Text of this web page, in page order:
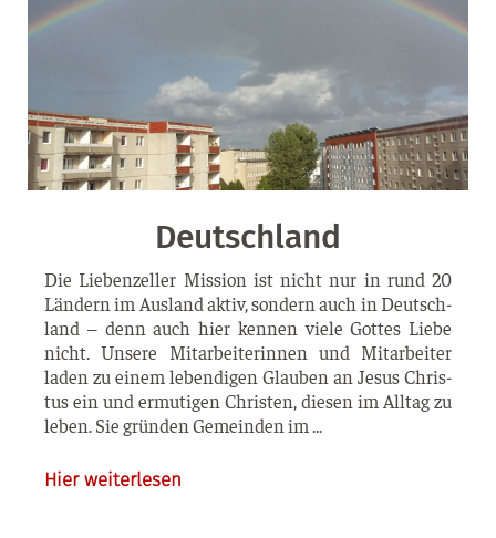
Deutschland
Die Lie­ben­zel­ler Mis­si­on ist nicht nur in rund 20
Län­dern im Aus­land aktiv, son­dern auch in Deutsch­
land – denn auch hier ken­nen vie­le Got­tes Lie­be
nicht. Unse­re Mit­ar­bei­te­rin­nen und Mit­ar­bei­ter
laden zu einem leben­di­gen Glau­ben an Jesus Chris­
tus ein und ermu­ti­gen Chris­ten, die­sen im All­tag zu
leben. Sie grün­den Gemein­den im
Hier weiterlesen